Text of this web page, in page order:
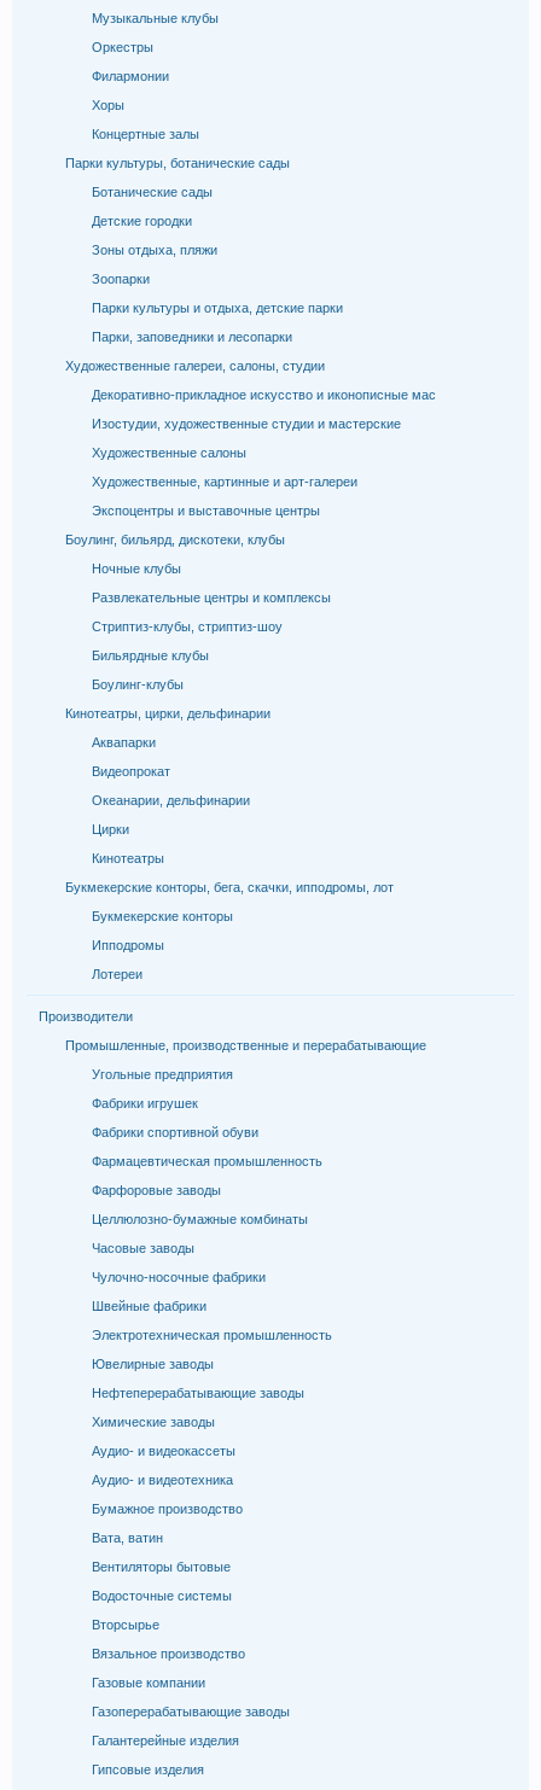
Музыкальные клубы
Оркестры
Филармонии
Хоры
Концертные залы
Парки культуры, ботанические сады
Ботанические сады
Детские городки
Зоны отдыха, пляжи
Зоопарки
Парки культуры и отдыха, детские парки
Парки, заповедники и лесопарки
Художественные галереи, салоны, студии
Декоративно-прикладное искусство и иконописные мас
Изостудии, художественные студии и мастерские
Художественные салоны
Художественные, картинные и арт-галереи
Экспоцентры и выставочные центры
Боулинг, бильярд, дискотеки, клубы
Ночные клубы
Развлекательные центры и комплексы
Стриптиз-клубы, стриптиз-шоу
Бильярдные клубы
Боулинг-клубы
Кинотеатры, цирки, дельфинарии
Аквапарки
Видеопрокат
Океанарии, дельфинарии
Цирки
Кинотеатры
Букмекерские конторы, бега, скачки, ипподромы, лот
Букмекерские конторы
Ипподромы
Лотереи
Производители
Промышленные, производственные и перерабатывающие
Угольные предприятия
Фабрики игрушек
Фабрики спортивной обуви
Фармацевтическая промышленность
Фарфоровые заводы
Целлюлозно-бумажные комбинаты
Часовые заводы
Чулочно-носочные фабрики
Швейные фабрики
Электротехническая промышленность
Ювелирные заводы
Нефтеперерабатывающие заводы
Химические заводы
Аудио- и видеокассеты
Аудио- и видеотехника
Бумажное производство
Вата, ватин
Вентиляторы бытовые
Водосточные системы
Вторсырье
Вязальное производство
Газовые компании
Газоперерабатывающие заводы
Галантерейные изделия
Гипсовые изделия